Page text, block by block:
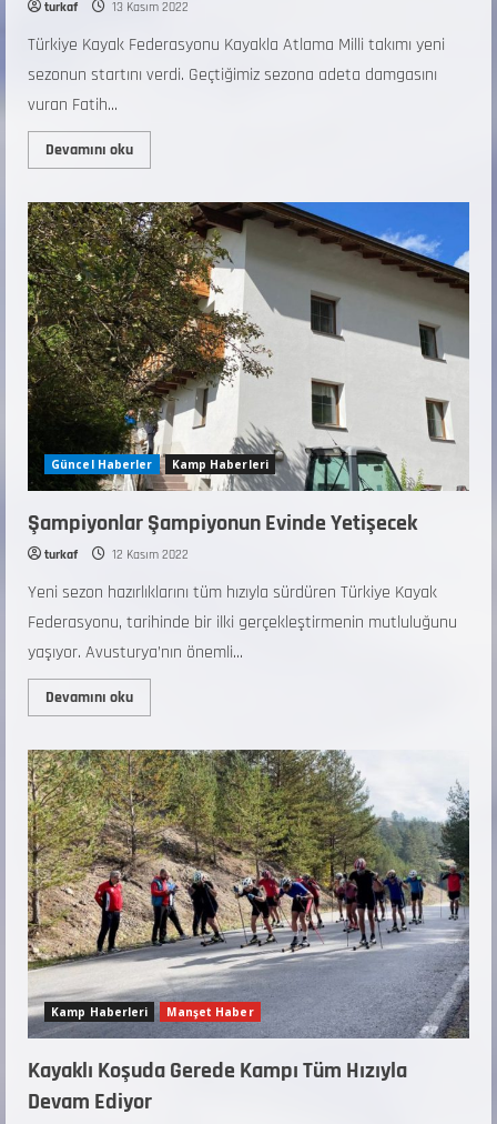
turkaf 13 Kasım 2022
Türkiye Kayak Federasyonu Kayakla Atlama Milli takımı yeni
sezonun startını verdi. Geçtiğimiz sezona adeta damgasını
vuran Fatih...
Devamını oku
Güncel Haberler Kamp Haberleri
Şampiyonlar Şampiyonun Evinde Yetişecek
turkaf 12 Kasım 2022
Yeni sezon hazırlıklarını tüm hızıyla sürdüren Türkiye Kayak
Federasyonu, tarihinde bir ilki gerçekleştirmenin mutluluğunu
yaşıyor. Avusturya’nın önemli...
Devamını oku
Kamp Haberleri Manşet Haber
Kayaklı Koşuda Gerede Kampı Tüm Hızıyla
Devam Ediyor